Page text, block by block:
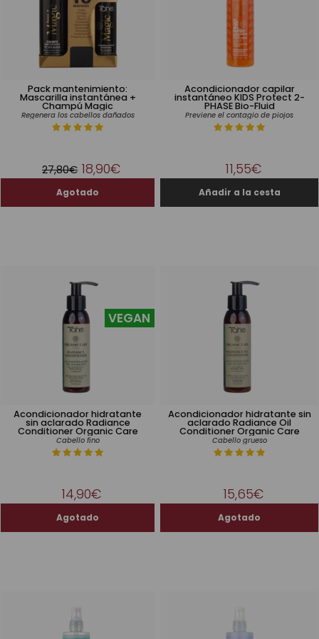
Pack mantenimiento:
Mascarilla instantánea +
Champú Magic
Regenera los cabellos dañados
27,80€ 18,90€
Acondicionador capilar
instantáneo KIDS Protect 2-
PHASE Bio-Fluid
Previene el contagio de piojos
11,55€
Acondicionador hidratante
sin aclarado Radiance
Conditioner Organic Care
Cabello fino
VEGAN
14,90€
Acondicionador hidratante sin
aclarado Radiance Oil
Conditioner Organic Care
Cabello grueso
15,65€